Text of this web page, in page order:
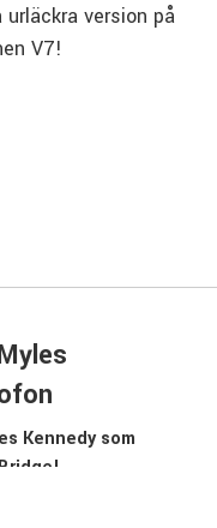
version på
V7!
Kennedy som
levererar ett